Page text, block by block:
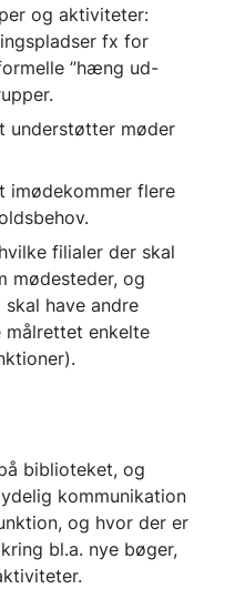
og aktiviteter:
fx for
”hæng ud-
understøtter møder
imødekommer flere
filialer der skal
mødesteder, og
have andre
målrettet enkelte
biblioteket, og
kommunikation
og hvor der er
bl.a. nye bøger,